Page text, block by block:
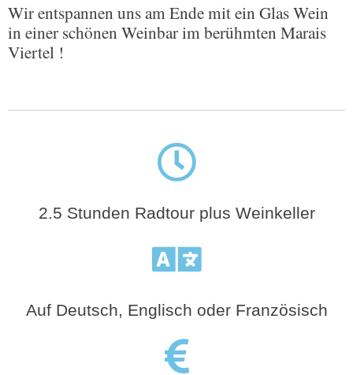
Wir entspannen uns am Ende mit ein Glas Wein
in einer schönen Weinbar im berühmten Marais
Viertel !
2.5 Stunden Radtour plus Weinkeller
Auf Deutsch, Englisch oder Französisch